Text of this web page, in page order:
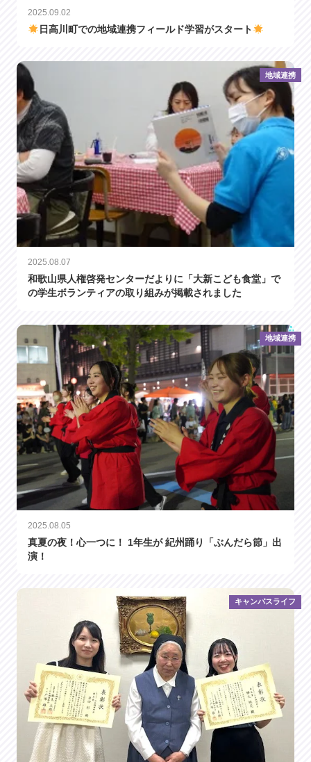
2025.09.02
日高川町での地域連携フィールド学習がスタート
地域連携
2025.08.07
和歌山県人権啓発センターだよりに「大新こども食堂」で
の学生ボランティアの取り組みが掲載されました
地域連携
2025.08.05
真夏の夜！心一つに！ 1年生が 紀州踊り「ぶんだら節」出
演！
キャンパスライフ